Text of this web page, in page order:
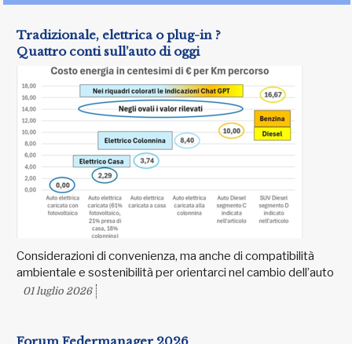
Tradizionale, elettrica o plug-in ?
Quattro conti sull’auto di oggi
Considerazioni di convenienza, ma anche di compatibilità
ambientale e sostenibilità per orientarci nel cambio dell’auto
01 luglio 2026